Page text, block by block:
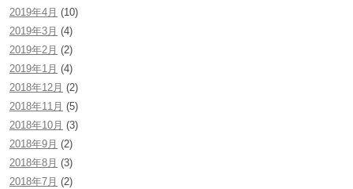
2019年4月 (10)
2019年3月 (4)
2019年2月 (2)
2019年1月 (4)
2018年12月 (2)
2018年11月 (5)
2018年10月 (3)
2018年9月 (2)
2018年8月 (3)
2018年7月 (2)